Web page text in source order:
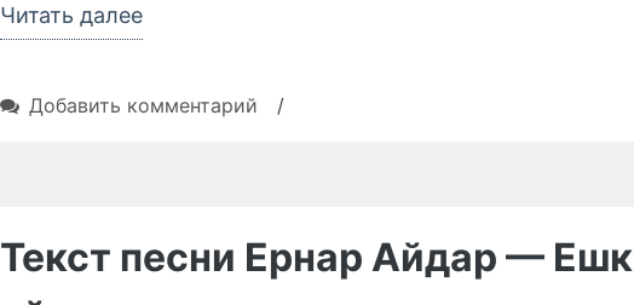
Читать далее«Текст
Добавить комментарий
Керменбаев
Қазақтың
/
Текст песни Ернар Айдар —